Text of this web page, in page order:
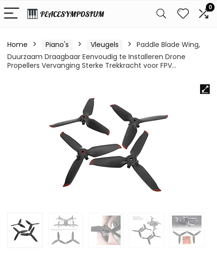
0
Home Piano's Vleugels
Paddle Blade Wing,
Duurzaam Draagbaar Eenvoudig te Installeren Drone
Propellers Vervanging Sterke Trekkracht voor FPV…